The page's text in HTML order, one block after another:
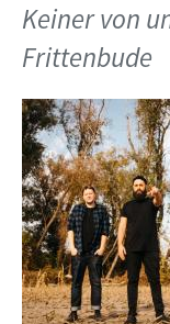
Keiner von
Frittenbude